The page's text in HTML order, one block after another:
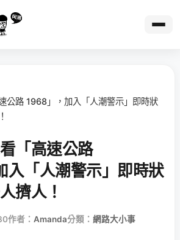
公路 1968」，加入「人潮警示」即時狀
「高速公路
入「人潮警示」即時狀
擠人！
作者： Amanda分類： 網路大小事